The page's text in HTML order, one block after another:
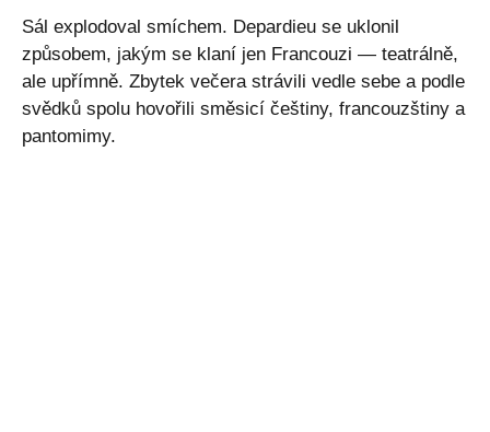
Sál explodoval smíchem. Depardieu se uklonil
způsobem, jakým se klaní jen Francouzi — teatrálně,
ale upřímně. Zbytek večera strávili vedle sebe a podle
svědků spolu hovořili směsicí češtiny, francouzštiny a
pantomimy.